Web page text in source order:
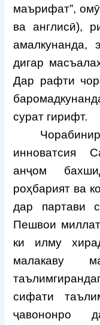
маърифат”,
ва англисӣ),
амалкунанда,
дигар
Дар рафти
сурат гирифт.
инноватсия
анҷом
роҳбарият ва
дар партави
Пешвои
ки илму
малакаву
сифати
ҷавононро